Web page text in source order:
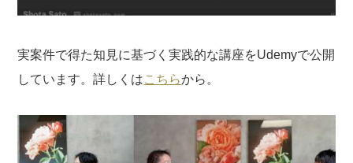
実案件で得た知見に基づく実践的な講座をUdemyで公開
しています。詳しくはこちらから。